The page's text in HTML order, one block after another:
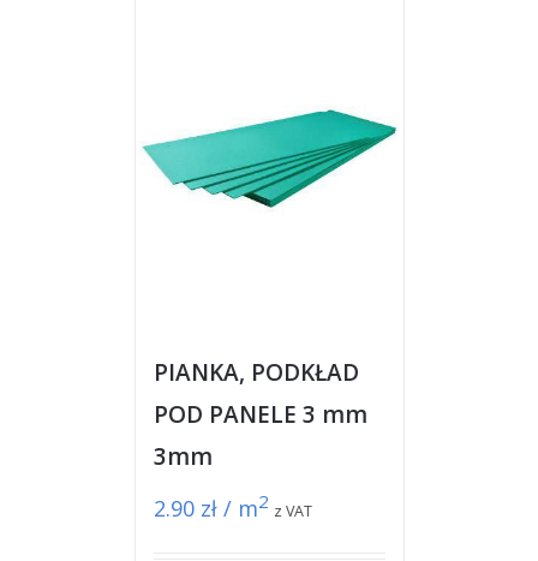
PIANKA, PODKŁAD
POD PANELE 3 mm
3mm
2.90 zł / m2 z VAT